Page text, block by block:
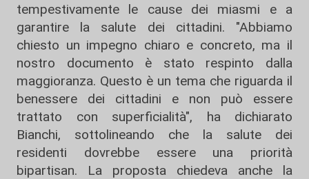
tempestivamente le cause dei miasmi e a
garantire la salute dei cittadini. "Abbiamo
chiesto un impegno chiaro e concreto, ma il
nostro documento è stato respinto dalla
maggioranza. Questo è un tema che riguarda il
benessere dei cittadini e non può essere
trattato con superficialità", ha dichiarato
Bianchi, sottolineando che la salute dei
residenti dovrebbe essere una priorità
bipartisan. La proposta chiedeva anche la